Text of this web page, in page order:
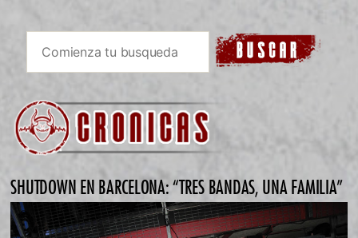
SHUTDOWN EN BARCELONA: “TRES BANDAS, UNA FAMILIA”